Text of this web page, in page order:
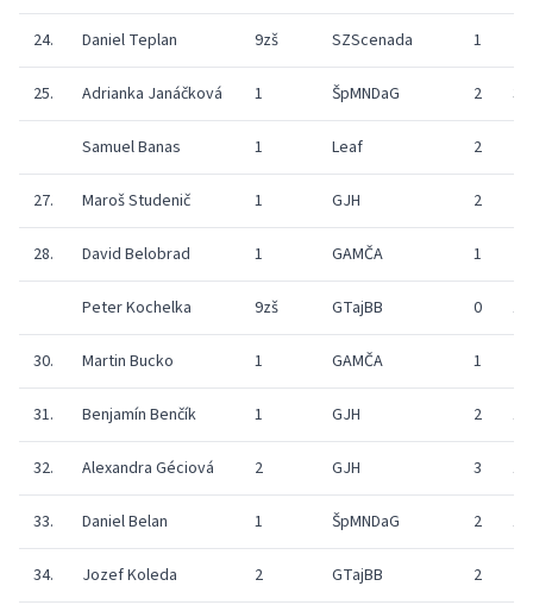
24. Daniel Teplan 9zš SZScenada 1
25. Adrianka Janáčková 1 ŠpMNDaG 2 32
Samuel Banas 1 Leaf 2
27. Maroš Studenič 1 GJH 2
28. David Belobrad 1 GAMČA 1
Peter Kochelka 9zš GTajBB 0 15
30. Martin Bucko 1 GAMČA 1
31. Benjamín Benčík 1 GJH 2 18
32. Alexandra Géciová 2 GJH 3 14
33. Daniel Belan 1 ŠpMNDaG 2 18
34. Jozef Koleda 2 GTajBB 2